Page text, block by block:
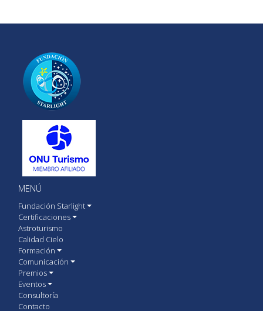
MENÚ
Fundación Starlight
Certificaciones
Astroturismo
Calidad Cielo
Formación
Comunicación
Premios
Eventos
Consultoría
Contacto